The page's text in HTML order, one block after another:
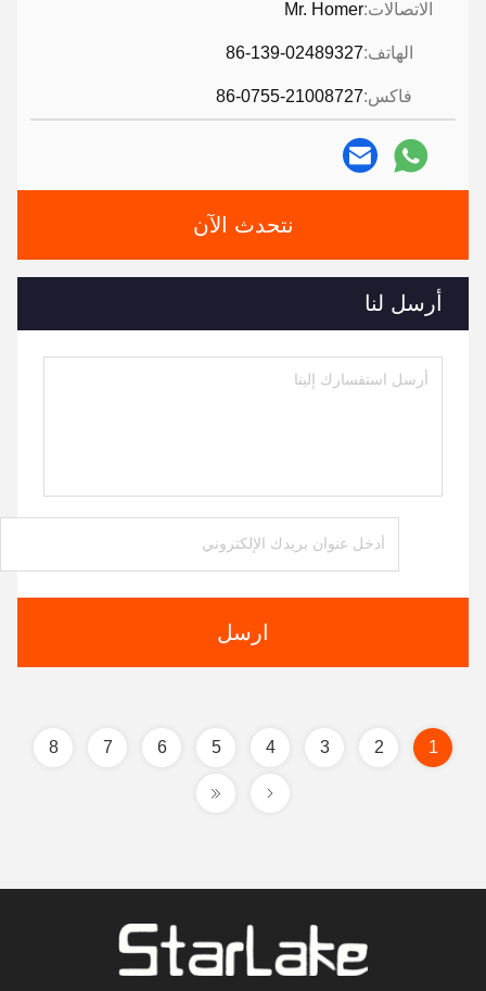
الاتصالات:Mr. Homer
الهاتف:86-139-02489327
فاكس:86-0755-21008727
نتحدث الآن
أرسل لنا
ارسل
1
2
3
4
5
6
7
8